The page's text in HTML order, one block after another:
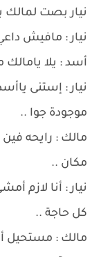
نيار بصت لمالك
نيار : مافيش
أسد : يلا
نيار : إستنى
موجودة جوا ..
مالك : رايحه
مكان ..
نيار : أنا لازم
كل حاجة ..
مالك : مستحيل